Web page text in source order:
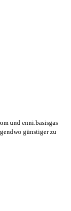
und enni.basisgas
günstiger zu